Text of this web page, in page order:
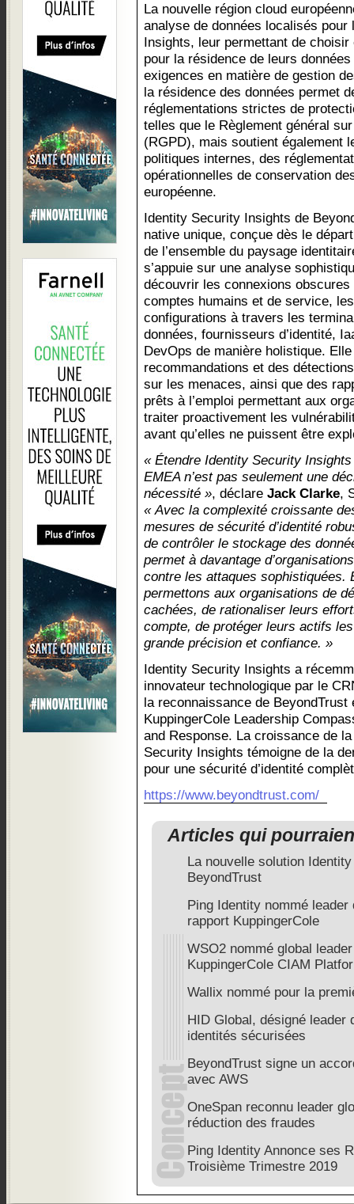
La nouvelle région cloud
analyse de données localisés
Insights, leur permettant de
pour la résidence de leurs
exigences en matière de gestion
la résidence des données permet
réglementations strictes de
telles que le Règlement général
(RGPD), mais soutient également
politiques internes, des
opérationnelles de conservation
européenne.
Identity Security Insights de
native unique, conçue dès le
de l’ensemble du paysage
s’appuie sur une analyse
découvrir les connexions
comptes humains et de service,
configurations à travers les
données, fournisseurs d’identité,
DevOps de manière holistique.
recommandations et des
sur les menaces, ainsi que des
prêts à l’emploi permettant aux
traiter proactivement les
avant qu’elles ne puissent être
« Étendre Identity Security
EMEA n’est pas seulement une
nécessité », déclare Jack Clarke,
« Avec la complexité croissante
mesures de sécurité d’identité
de contrôler le stockage des
permet à davantage
contre les attaques sophistiquées.
permettons aux organisations de
cachées, de rationaliser leurs
compte, de protéger leurs actifs
grande précision et confiance. »
Identity Security Insights a
innovateur technologique par le
la reconnaissance de
KuppingerCole Leadership
and Response. La croissance de
Security Insights témoigne de la
pour une sécurité d’identité
https://www.beyondtrust.com/
Articles qui
La nouvelle solution
BeyondTrust
Ping Identity nommé
rapport KuppingerCole
WSO2 nommé global
KuppingerCole CIAM
Wallix nommé pour la
HID Global, désigné leader
identités sécurisées
BeyondTrust signe un
avec AWS
OneSpan reconnu leader
réduction des fraudes
Ping Identity Annonce ses
Troisième Trimestre 2019